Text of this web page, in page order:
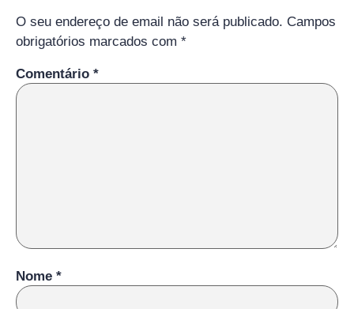
O seu endereço de email não será publicado. Campos
obrigatórios marcados com *
Comentário *
Nome *